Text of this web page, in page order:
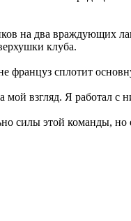
на два враждующих
клуба.
француз сплотит
взгляд. Я работал с
силы этой команды,